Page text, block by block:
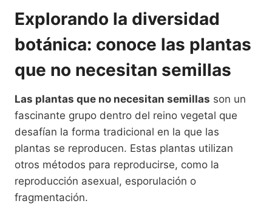
Explorando la diversidad
botánica: conoce las plantas
que no necesitan semillas
Las plantas que no necesitan semillas son un
fascinante grupo dentro del reino vegetal que
desafían la forma tradicional en la que las
plantas se reproducen. Estas plantas utilizan
otros métodos para reproducirse, como la
reproducción asexual, esporulación o
fragmentación.